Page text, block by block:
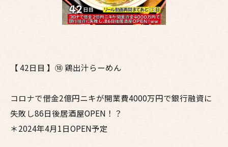
【 42日目 】⑱ 鶏出汁らーめん
コロナで借金2億円ニキが開業費4000万円で銀行融資に
失敗し86日後居酒屋OPEN！？
＊2024年4月1日OPEN予定